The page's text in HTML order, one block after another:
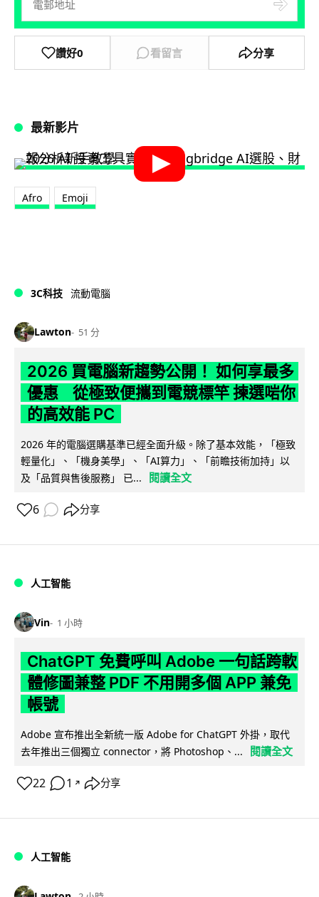
讚好0 看留言 分享
最新影片
Afro Emoji
3C科技 流動電腦
Lawton 51 分
2026 買電腦新趨勢公開！ 如何享最多
優惠 從極致便攜到電競標竿 揀選啱你
的高效能 PC
2026 年的電腦選購基準已經全面升級。除了基本效能，「極致
輕量化」、「機身美學」、「AI算力」、「前瞻技術加持」以
及「品質與售後服務」 已...
閱讀全文
6 分享
人工智能
Vin 1 小時
ChatGPT 免費呼叫 Adobe 一句話跨軟
體修圖兼整 PDF 不用開多個 APP 兼免
帳號
Adobe 宣布推出全新統一版 Adobe for ChatGPT 外掛，取代
去年推出三個獨立 connector，將 Photoshop、...
閱讀全文
22 1 ↗ 分享
人工智能